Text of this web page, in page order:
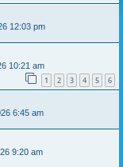
12:03 pm
10:21 am
1 2 3 4 5 6
6:45 am
9:20 am